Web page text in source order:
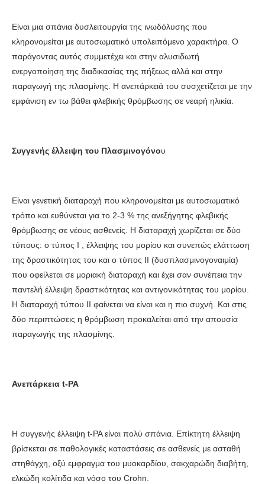
Είναι μια σπάνια δυσλειτουργία της ινωδόλυσης που
κληρονομείται με αυτοσωματικό υπολειπόμενο χαρακτήρα. Ο
παράγοντας αυτός συμμετέχει και στην αλυσιδωτή
ενεργοποίηση της διαδικασίας της πήξεως αλλά και στην
παραγωγή της πλασμίνης. Η ανεπάρκειά του συσχετίζεται με την
εμφάνιση εν τω βάθει φλεβικής θρόμβωσης σε νεαρή ηλικία.
Συγγενής έλλειψη του Πλασμινογόνου
Είναι γενετική διαταραχή που κληρονομείται με αυτοσωματικό
τρόπο και ευθύνεται για το 2-3 % της ανεξήγητης φλεβικής
θρόμβωσης σε νέους ασθενείς. Η διαταραχή χωρίζεται σε δύο
τύπους: ο τύπος Ι , έλλειψης του μορίου και συνεπώς ελάττωση
της δραστικότητας του και ο τύπος ΙΙ (δυσπλασμινογοναιμία)
που οφείλεται σε μοριακή διαταραχή και έχει σαν συνέπεια την
παντελή έλλειψη δραστικότητας και αντιγονικότητας του μορίου.
Η διαταραχή τύπου ΙΙ φαίνεται να είναι και η πιο συχνή. Και στις
δύο περιπτώσεις η θρόμβωση προκαλείται από την απουσία
παραγωγής της πλασμίνης.
Ανεπάρκεια t-PA
Η συγγενής έλλειψη t-PA είναι πολύ σπάνια. Επίκτητη έλλειψη
βρίσκεται σε παθολογικές καταστάσεις σε ασθενείς με ασταθή
στηθάγχη, οξύ εμφραγμα του μυοκαρδίου, σακχαρώδη διαβήτη,
ελκώδη κολίτιδα και νόσο του Crohn.